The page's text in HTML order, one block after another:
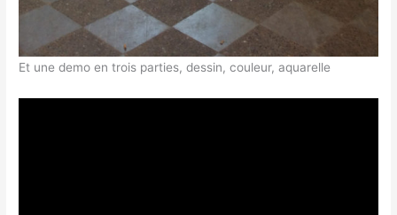
Et une demo en trois parties, dessin, couleur, aquarelle